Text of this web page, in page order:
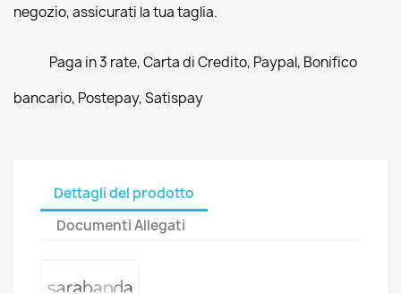
negozio, assicurati la tua taglia.
Paga in 3 rate, Carta di Credito, Paypal, Bonifico
bancario, Postepay, Satispay
Dettagli del prodotto
Documenti Allegati